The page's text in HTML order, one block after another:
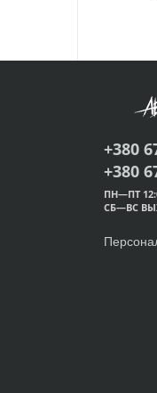
+380
+380
ПН—ПТ
СБ—ВС